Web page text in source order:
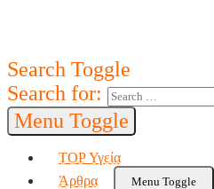
Search Toggle
Search for:
Menu Toggle
TOP Υγεία
Άρθρα
Menu Toggle